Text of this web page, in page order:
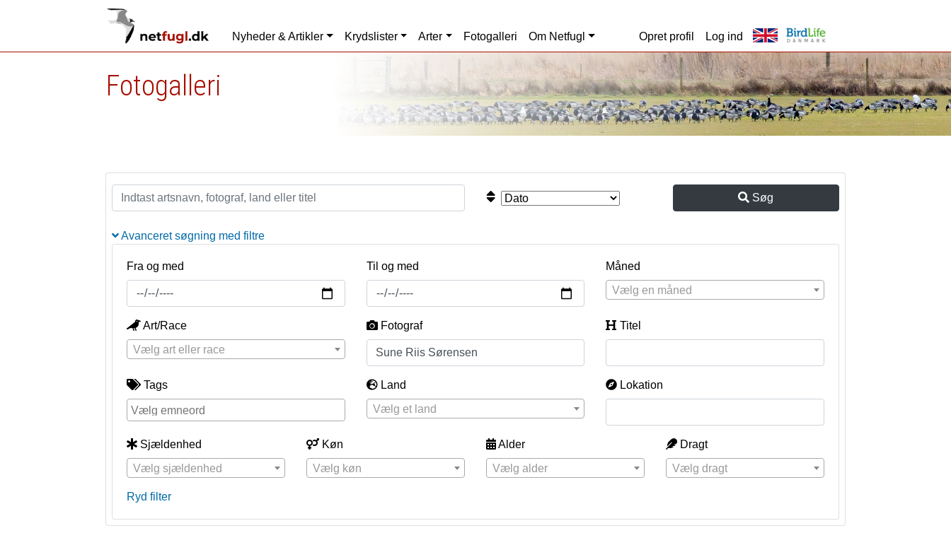
Nyheder & Artikler Krydslister Arter Fotogalleri Om Netfugl Opret profil Log ind
Fotogalleri
Søg
Avanceret søgning med filtre
Fra og med Til og med
Måned
Vælg en måned
Art/Race
Vælg art eller race
Fotograf Titel
Tags
Land
Vælg et land
Lokation
Sjældenhed
Vælg sjældenhed
Køn
Vælg køn
Alder
Vælg alder
Dragt
Vælg dragt
Ryd filter